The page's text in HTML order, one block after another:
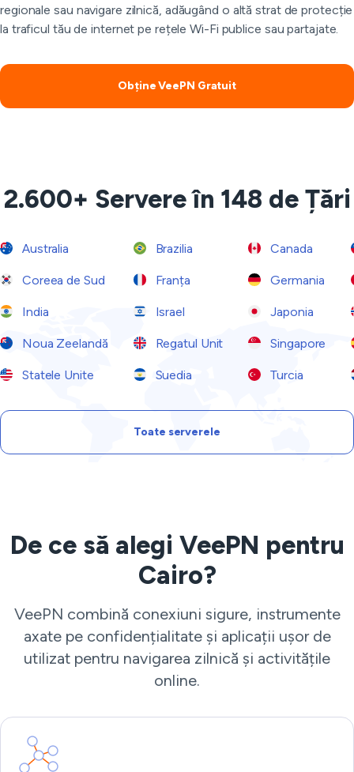
regionale sau navigare zilnică, adăugând o altă strat de protecție
la traficul tău de internet pe rețele Wi-Fi publice sau partajate.
Obține VeePN Gratuit
2.600+ Servere în 148 de Țări
Australia Brazilia Canada
Coreea de Sud Franța Germania
India Israel Japonia
Noua Zeelandă Regatul Unit Singapore
Statele Unite Suedia Turcia
Toate serverele
De ce să alegi VeePN pentru
Cairo?
VeePN combină conexiuni sigure, instrumente
axate pe confidențialitate și aplicații ușor de
utilizat pentru navigarea zilnică și activitățile
online.